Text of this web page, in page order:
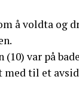
å voldta og
(10) var på
med til et